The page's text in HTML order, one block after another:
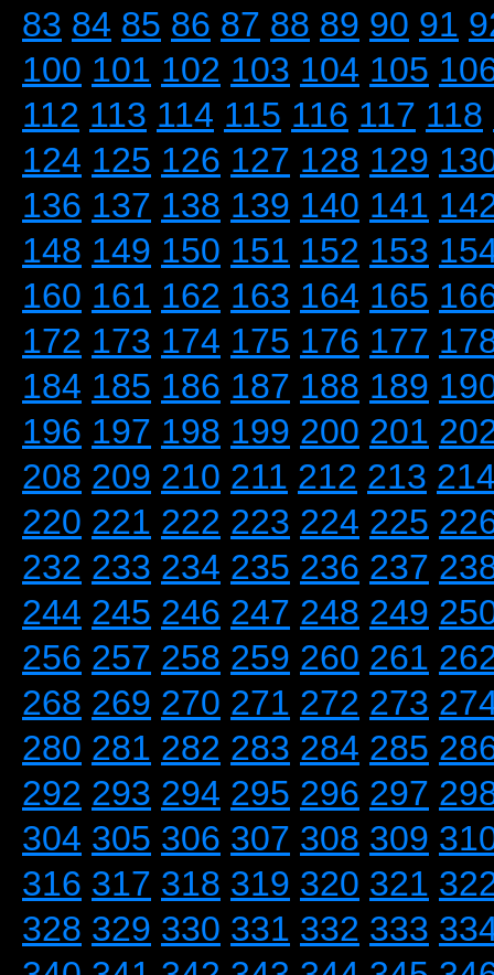
83 84 85 86 87 88 89 90 91
100 101 102 103 104 105
112 113 114 115 116 117 118
124 125 126 127 128 129
136 137 138 139 140 141
148 149 150 151 152 153
160 161 162 163 164 165
172 173 174 175 176 177
184 185 186 187 188 189
196 197 198 199 200 201
208 209 210 211 212 213
220 221 222 223 224 225
232 233 234 235 236 237
244 245 246 247 248 249
256 257 258 259 260 261
268 269 270 271 272 273
280 281 282 283 284 285
292 293 294 295 296 297
304 305 306 307 308 309
316 317 318 319 320 321
328 329 330 331 332 333